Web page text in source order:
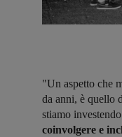
"Un aspetto che
da anni, è quello
stiamo
coinvolgere e